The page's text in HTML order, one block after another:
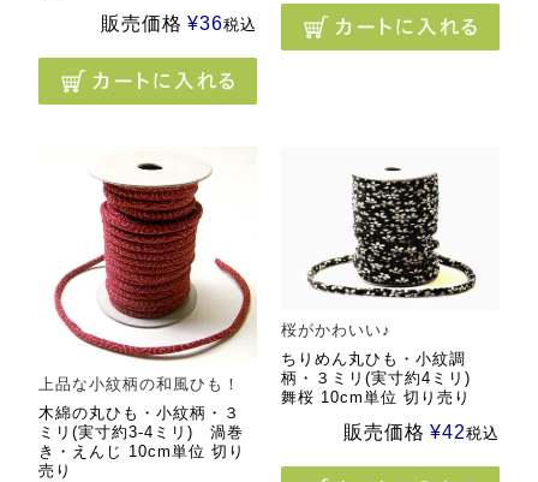
販売価格 ¥36税込
上品な小紋柄の和風ひも！
木綿の丸ひも・小紋柄・３
ミリ(実寸約3-4ミリ) 渦巻
き・えんじ 10cm単位 切り
売り
桜がかわいい♪
ちりめん丸ひも・小紋調
柄・３ミリ(実寸約4ミリ)
舞桜 10cm単位 切り売り
販売価格 ¥42税込